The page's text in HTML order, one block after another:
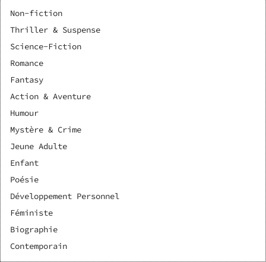
Non-fiction
Thriller & Suspense
Science-Fiction
Romance
Fantasy
Action & Aventure
Humour
Mystère & Crime
Jeune Adulte
Enfant
Poésie
Développement Personnel
Féministe
Biographie
Contemporain